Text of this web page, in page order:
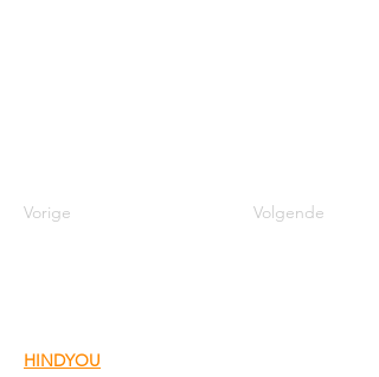
Vorige Volgende
HINDYOU